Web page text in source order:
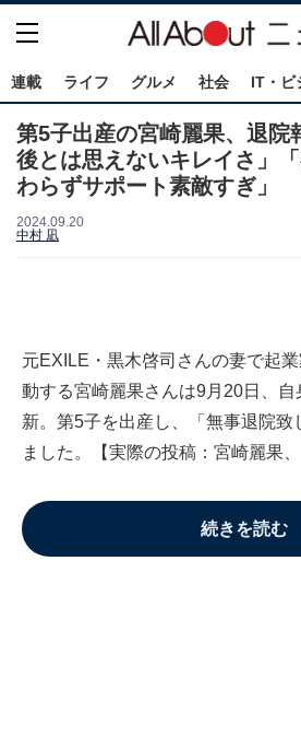
連載 ライフ グルメ 社会 IT・ビ
第5子出産の宮崎麗果、退院
後とは思えないキレイさ」
わらずサポート素敵すぎ」
2024.09.20
中村 凪
元EXILE・黒木啓司さんの妻で起
動する宮崎麗果さんは9月20日、自
新。第5子を出産し、「無事退院致
ました。【実際の投稿：宮崎麗果
続きを読む